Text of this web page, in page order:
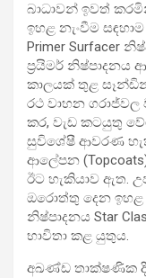
බාධාවන් ඉවත්
ඉහළ නැංවීම සඳහාම
Primer Surfacer
ප්‍රයිමර් නිෂ්පාදනය
කාලයක් තුළ
රථ වාහන
කර, වැඩ කටයුතු
සුවිශේෂී ආවරණ
ආලේපන
ඊට හැකියාව ඇත.
ඔරොත්තු දෙන ඉහළ
නිෂ්පාදනය Star
භාවිතා කළ යුතුය.
අඛණ්ඩ තාක්ෂණික